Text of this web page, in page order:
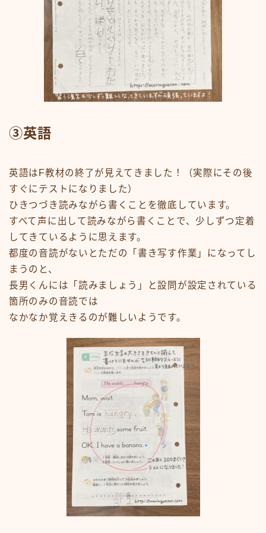
③英語
英語はF教材の終了が見えてきました！（実際にその後
すぐにテストになりました）
ひきつづき読みながら書くことを徹底しています。
すべて声に出して読みながら書くことで、少しずつ定着
してきているように思えます。
都度の音読がないとただの「書き写す作業」になってし
まうのと、
長男くんには「読みましょう」と設問が設定されている
箇所のみの音読では
なかなか覚えきるのが難しいようです。